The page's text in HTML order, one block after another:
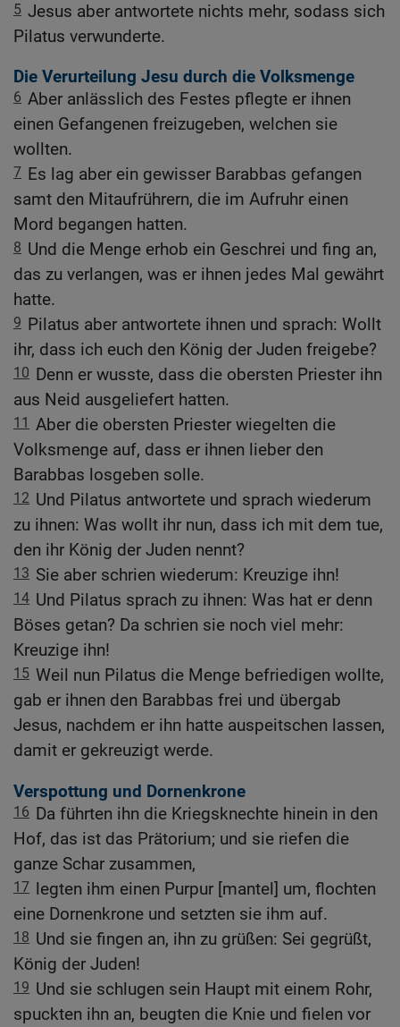
5 Jesus aber antwortete nichts mehr, sodass sich
Pilatus verwunderte.
Die Verurteilung Jesu durch die Volksmenge
6 Aber anlässlich des Festes pflegte er ihnen
einen Gefangenen freizugeben, welchen sie
wollten.
7 Es lag aber ein gewisser Barabbas gefangen
samt den Mitaufrührern, die im Aufruhr einen
Mord begangen hatten.
8 Und die Menge erhob ein Geschrei und fing an,
das zu verlangen, was er ihnen jedes Mal gewährt
hatte.
9 Pilatus aber antwortete ihnen und sprach: Wollt
ihr, dass ich euch den König der Juden freigebe?
10 Denn er wusste, dass die obersten Priester ihn
aus Neid ausgeliefert hatten.
11 Aber die obersten Priester wiegelten die
Volksmenge auf, dass er ihnen lieber den
Barabbas losgeben solle.
12 Und Pilatus antwortete und sprach wiederum
zu ihnen: Was wollt ihr nun, dass ich mit dem tue,
den ihr König der Juden nennt?
13 Sie aber schrien wiederum: Kreuzige ihn!
14 Und Pilatus sprach zu ihnen: Was hat er denn
Böses getan? Da schrien sie noch viel mehr:
Kreuzige ihn!
15 Weil nun Pilatus die Menge befriedigen wollte,
gab er ihnen den Barabbas frei und übergab
Jesus, nachdem er ihn hatte auspeitschen lassen,
damit er gekreuzigt werde.
Verspottung und Dornenkrone
16 Da führten ihn die Kriegsknechte hinein in den
Hof, das ist das Prätorium; und sie riefen die
ganze Schar zusammen,
17 legten ihm einen Purpur [mantel] um, flochten
eine Dornenkrone und setzten sie ihm auf.
18 Und sie fingen an, ihn zu grüßen: Sei gegrüßt,
König der Juden!
19 Und sie schlugen sein Haupt mit einem Rohr,
spuckten ihn an, beugten die Knie und fielen vor